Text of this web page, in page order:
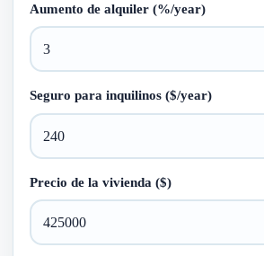
Aumento de alquiler (%/year)
Seguro para inquilinos ($/year)
Precio de la vivienda ($)